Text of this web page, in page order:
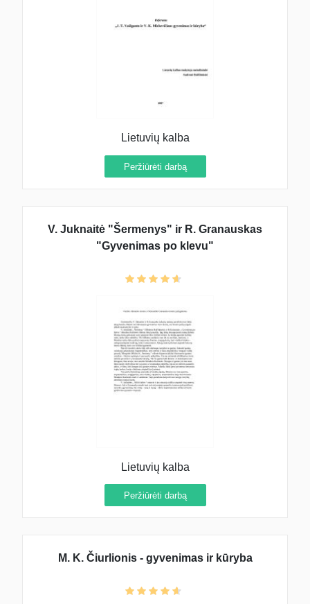
Lietuvių kalba
Peržiūrėti darbą
V. Juknaitė "Šermenys" ir R. Granauskas
"Gyvenimas po klevu"
Lietuvių kalba
Peržiūrėti darbą
M. K. Čiurlionis - gyvenimas ir kūryba